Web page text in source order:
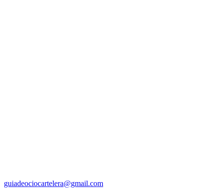
guiadeociocartelera@gmail.com